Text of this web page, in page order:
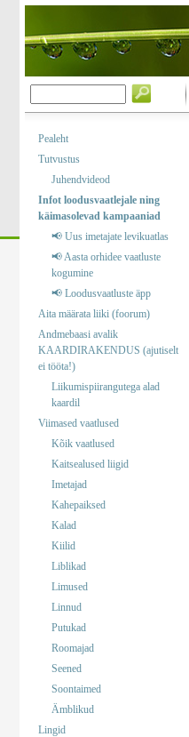
Pealeht
Tutvustus
Juhendvideod
Infot loodusvaatlejale ning
käimasolevad kampaaniad
📢 Uus imetajate levikuatlas
📢 Aasta orhidee vaatluste
kogumine
📢 Loodusvaatluste äpp
Aita määrata liiki (foorum)
Andmebaasi avalik
KAARDIRAKENDUS (ajutiselt
ei tööta!)
Liikumispiirangutega alad
kaardil
Viimased vaatlused
Kõik vaatlused
Kaitsealused liigid
Imetajad
Kahepaiksed
Kalad
Kiilid
Liblikad
Limused
Linnud
Putukad
Roomajad
Seened
Soontaimed
Ämblikud
Lingid